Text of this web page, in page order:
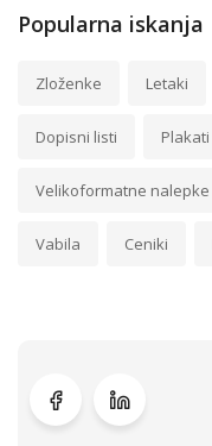
Popularna iskanja
Zloženke Letaki
Dopisni listi Plakati
Velikoformatne nalepke
Vabila Ceniki